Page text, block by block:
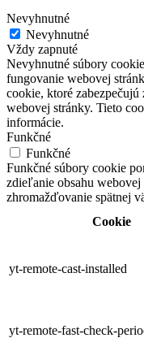
Nevyhnutné
Nevyhnutné
Vždy zapnuté
Nevyhnutné súbory
fungovanie webovej
cookie, ktoré
webovej stránky. Tieto
informácie.
Funkčné
Funkčné
Funkčné súbory cookie
zdieľanie obsahu
zhromažďovanie spätnej
Cookie
yt-remote-cast-installed
yt-remote-fast-check-